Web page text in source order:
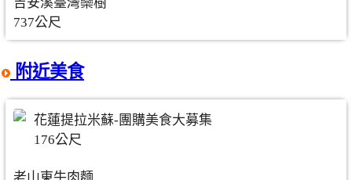
吉安溪臺灣欒樹
737公尺
附近美食
花蓮提拉米蘇-團購美食大募集
176公尺